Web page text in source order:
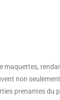
maquettes,
non
prenantes du